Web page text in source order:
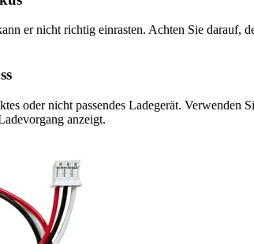
er nicht richtig einrasten. Achten Sie
oder nicht passendes Ladegerät.
anzeigt.